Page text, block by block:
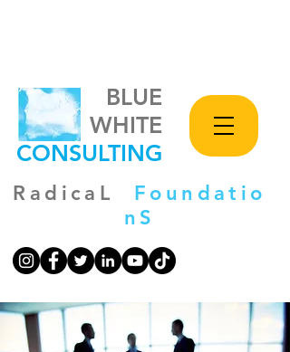
BLUE
WHITE
CONSULTING
RadicaL
Foundatio
nS